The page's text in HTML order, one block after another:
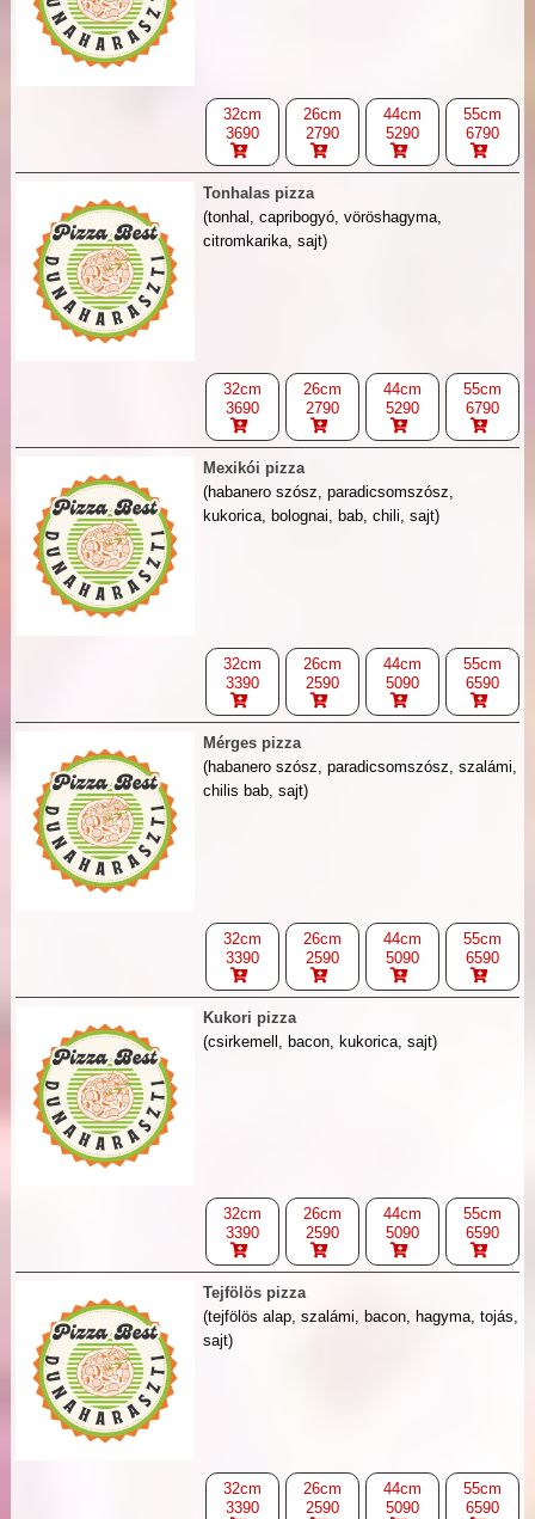
32cm
3690
26cm
2790
44cm
5290
55cm
6790
Tonhalas pizza
(tonhal, capribogyó, vöröshagyma,
citromkarika, sajt)
32cm
3690
26cm
2790
44cm
5290
55cm
6790
Mexikói pizza
(habanero szósz, paradicsomszósz,
kukorica, bolognai, bab, chili, sajt)
32cm
3390
26cm
2590
44cm
5090
55cm
6590
Mérges pizza
(habanero szósz, paradicsomszósz, szalámi,
chilis bab, sajt)
32cm
3390
26cm
2590
44cm
5090
55cm
6590
Kukori pizza
(csirkemell, bacon, kukorica, sajt)
32cm
3390
26cm
2590
44cm
5090
55cm
6590
Tejfölös pizza
(tejfölös alap, szalámi, bacon, hagyma, tojás,
sajt)
32cm
3390
26cm
2590
44cm
5090
55cm
6590